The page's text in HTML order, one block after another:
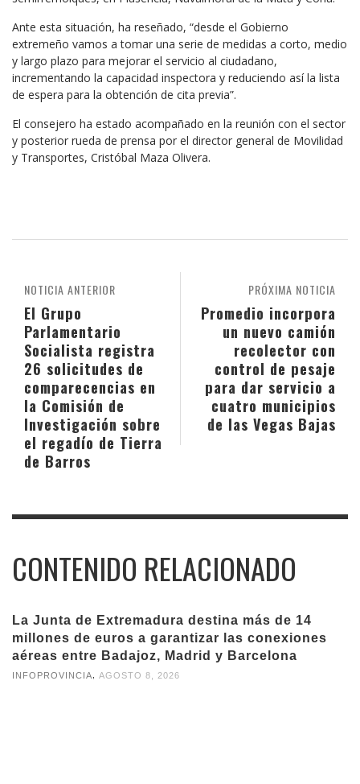
Ante esta situación, ha reseñado, “desde el Gobierno
extremeño vamos a tomar una serie de medidas a corto, medio
y largo plazo para mejorar el servicio al ciudadano,
incrementando la capacidad inspectora y reduciendo así la lista
de espera para la obtención de cita previa”.
El consejero ha estado acompañado en la reunión con el sector
y posterior rueda de prensa por el director general de Movilidad
y Transportes, Cristóbal Maza Olivera.
PRÓXIMA NOTICIA
Promedio incorpora
un nuevo camión
recolector con
control de pesaje
para dar servicio a
cuatro municipios
de las Vegas Bajas
NOTICIA ANTERIOR
El Grupo
Parlamentario
Socialista registra
26 solicitudes de
comparecencias en
la Comisión de
Investigación sobre
el regadío de Tierra
de Barros
CONTENIDO RELACIONADO
La Junta de Extremadura destina más de 14
millones de euros a garantizar las conexiones
aéreas entre Badajoz, Madrid y Barcelona
INFOPROVINCIA AGOSTO 8, 2026